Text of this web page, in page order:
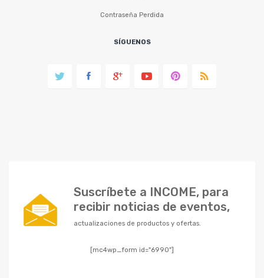
Contraseña Perdida
SÍGUENOS
Suscríbete a INCOME, para
recibir noticias de eventos,
actualizaciones de productos y ofertas.
[mc4wp_form id="6990"]